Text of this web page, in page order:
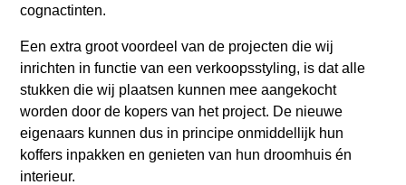
cognactinten.
Een extra groot voordeel van de projecten die wij
inrichten in functie van een verkoopsstyling, is dat alle
stukken die wij plaatsen kunnen mee aangekocht
worden door de kopers van het project. De nieuwe
eigenaars kunnen dus in principe onmiddellijk hun
koffers inpakken en genieten van hun droomhuis én
interieur.